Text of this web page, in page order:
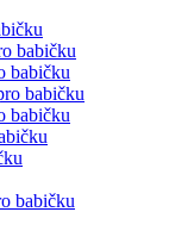
babičku
babičku
babičku
babičku
babičku